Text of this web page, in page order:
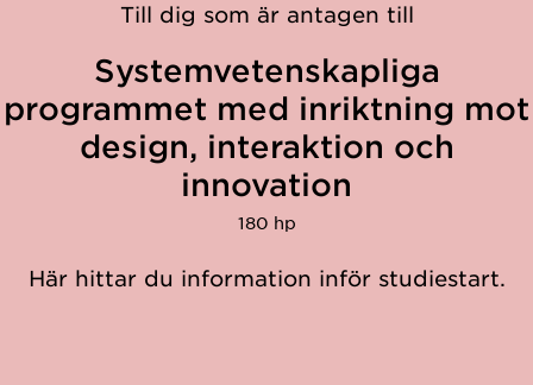
Till dig som är antagen till
Systemvetenskapliga
programmet med inriktning mot
design, interaktion och
innovation
180 hp
Här hittar du information inför studiestart.